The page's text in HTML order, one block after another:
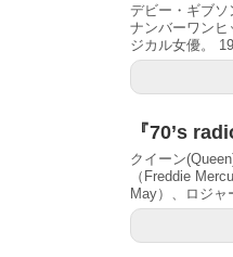
デビー・ギブソ
ナンバーワンヒ
ジカル女優。
『70’s
クイーン
（Freddie
May）、ロジャ